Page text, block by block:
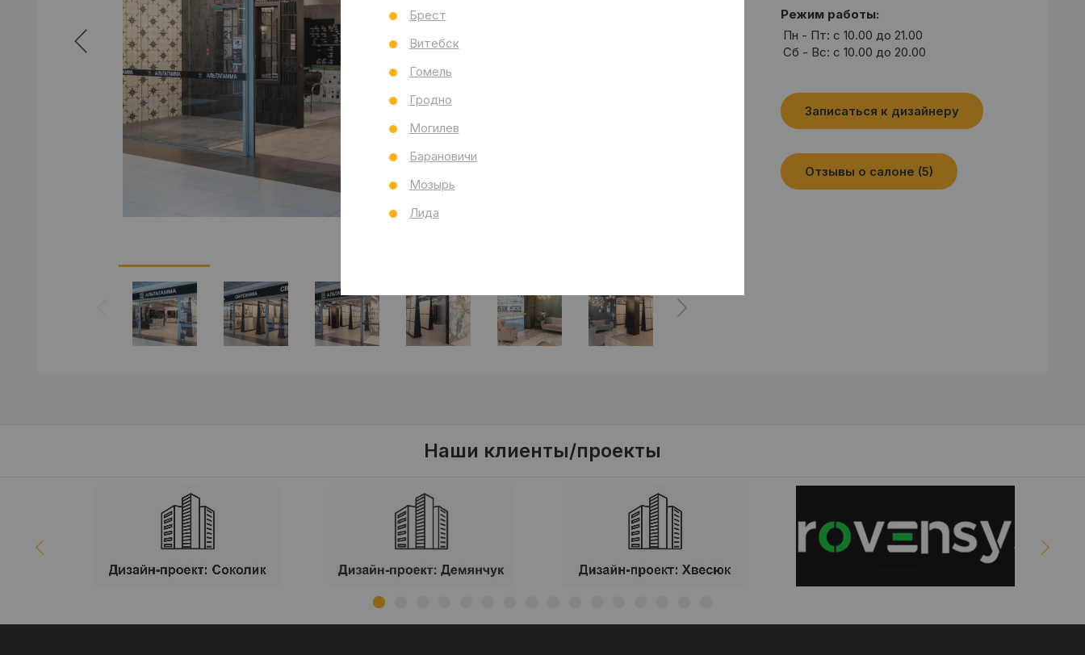
Режим работы:
Пн - Пт: c 10.00 до 21.00
Сб - Вс: c 10.00 до 20.00
Записаться к дизайнеру
Отзывы о салоне (5)
Наши клиенты/проекты
Брест
Витебск
Гомель
Гродно
Могилев
Барановичи
Мозырь
Лида